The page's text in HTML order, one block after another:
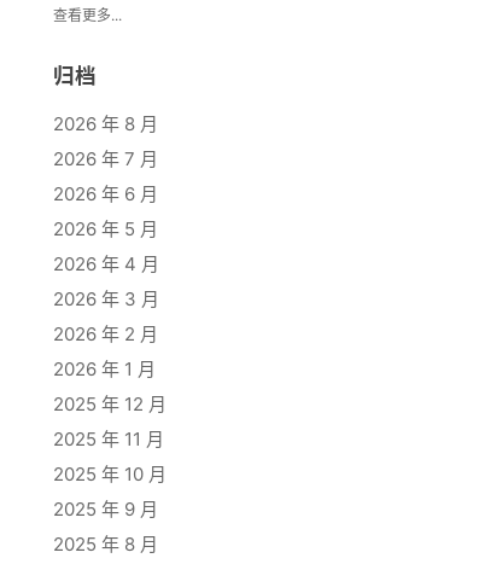
查看更多...
归档
2026 年 8 月
2026 年 7 月
2026 年 6 月
2026 年 5 月
2026 年 4 月
2026 年 3 月
2026 年 2 月
2026 年 1 月
2025 年 12 月
2025 年 11 月
2025 年 10 月
2025 年 9 月
2025 年 8 月